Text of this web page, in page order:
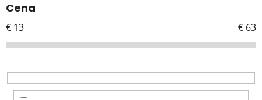
p
r
o
u
k
Cena
€ 13 € 63